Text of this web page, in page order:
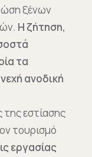
ξένων
Η ζήτηση,
τα
ανοδική
εστίασης
τουρισμό
εργασίας